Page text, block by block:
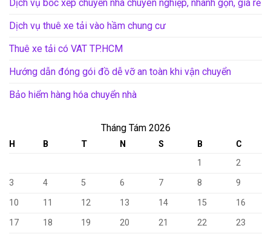
Dịch vụ bốc xếp chuyển nhà chuyên nghiệp, nhanh gọn, giá rẻ
Dịch vụ thuê xe tải vào hầm chung cư
Thuê xe tải có VAT TP.HCM
Hướng dẫn đóng gói đồ dễ vỡ an toàn khi vận chuyển
Bảo hiểm hàng hóa chuyển nhà
Tháng Tám 2026
H B T N S B
C
1
2
3
4 5 6 7 8
9
10
11 12 13 14 15
16
17
18 19 20 21 22
23